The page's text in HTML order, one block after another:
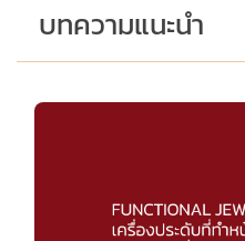
บทความแนะนำ